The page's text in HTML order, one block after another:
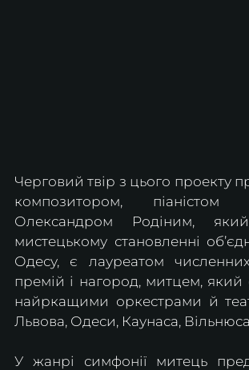
Черговий твір з цього проекту
композитором,
Олександром Родіним,
мистецькому становленні
Одесу, є лауреатом
премій і нагород, митцем, який
найркащими оркестрами й
Львова, Одеси, Каунаса,
У жанрі симфонії митець